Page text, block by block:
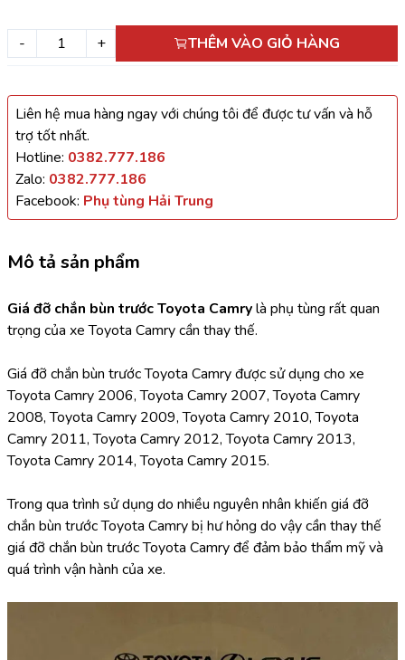
- + THÊM VÀO GIỎ HÀNG
Liên hệ mua hàng ngay với chúng tôi để được tư vấn và hỗ
trợ tốt nhất.
Hotline: 0382.777.186
Zalo: 0382.777.186
Facebook: Phụ tùng Hải Trung
Mô tả sản phẩm
Giá đỡ chắn bùn trước Toyota Camry là phụ tùng rất quan
trọng của xe Toyota Camry cần thay thế.
Giá đỡ chắn bùn trước Toyota Camry được sử dụng cho xe
Toyota Camry 2006, Toyota Camry 2007, Toyota Camry
2008, Toyota Camry 2009, Toyota Camry 2010, Toyota
Camry 2011, Toyota Camry 2012, Toyota Camry 2013,
Toyota Camry 2014, Toyota Camry 2015.
Trong qua trình sử dụng do nhiều nguyên nhân khiến giá đỡ
chắn bùn trước Toyota Camry bị hư hỏng do vậy cần thay thế
giá đỡ chắn bùn trước Toyota Camry để đảm bảo thẩm mỹ và
quá trình vận hành của xe.